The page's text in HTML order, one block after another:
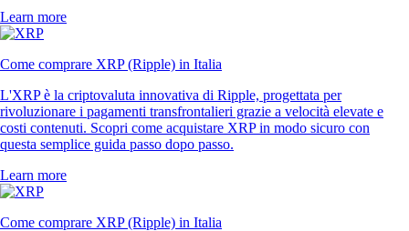
Learn more
Come comprare XRP (Ripple) in Italia
L'XRP è la criptovaluta innovativa di Ripple, progettata per
rivoluzionare i pagamenti transfrontalieri grazie a velocità elevate e
costi contenuti. Scopri come acquistare XRP in modo sicuro con
questa semplice guida passo dopo passo.
Learn more
Come comprare XRP (Ripple) in Italia